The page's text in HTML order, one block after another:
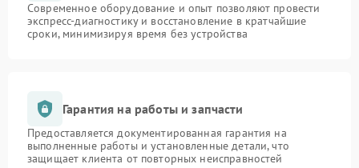
Современное оборудование и опыт позволяют провести
экспресс-диагностику и восстановление в кратчайшие
сроки, минимизируя время без устройства
Гарантия на работы и запчасти
Предоставляется документированная гарантия на
выполненные работы и установленные детали, что
защищает клиента от повторных неисправностей